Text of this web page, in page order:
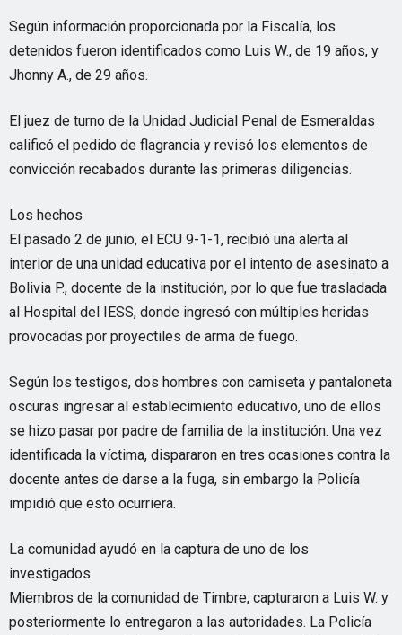
Según información proporcionada por la Fiscalía, los
detenidos fueron identificados como Luis W., de 19 años, y
Jhonny A., de 29 años.
El juez de turno de la Unidad Judicial Penal de Esmeraldas
calificó el pedido de flagrancia y revisó los elementos de
convicción recabados durante las primeras diligencias.
Los hechos
El pasado 2 de junio, el ECU 9-1-1, recibió una alerta al
interior de una unidad educativa por el intento de asesinato a
Bolivia P., docente de la institución, por lo que fue trasladada
al Hospital del IESS, donde ingresó con múltiples heridas
provocadas por proyectiles de arma de fuego.
Según los testigos, dos hombres con camiseta y pantaloneta
oscuras ingresar al establecimiento educativo, uno de ellos
se hizo pasar por padre de familia de la institución. Una vez
identificada la víctima, dispararon en tres ocasiones contra la
docente antes de darse a la fuga, sin embargo la Policía
impidió que esto ocurriera.
La comunidad ayudó en la captura de uno de los
investigados
Miembros de la comunidad de Timbre, capturaron a Luis W. y
posteriormente lo entregaron a las autoridades. La Policía